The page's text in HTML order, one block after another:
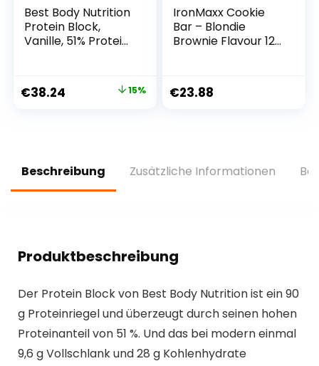
Best Body Nutrition
Protein Block,
Vanille, 51% Protein
1.35 kg
€38.24 15%
IronMaxx Cookie
Bar – Blondie
Brownie Flavour 12 x
Keksstückchen |
zuckerreduzierter
€23.88
Beschreibung Zusätzliche Informationen
Produktbeschreibung
Der Protein Block von Best Body Nutrition ist ein 90
g Proteinriegel und überzeugt durch seinen hohen
Proteinanteil von 51 %. Und das bei modern einmal
9,6 g Vollschlank und 28 g Kohlenhydrate